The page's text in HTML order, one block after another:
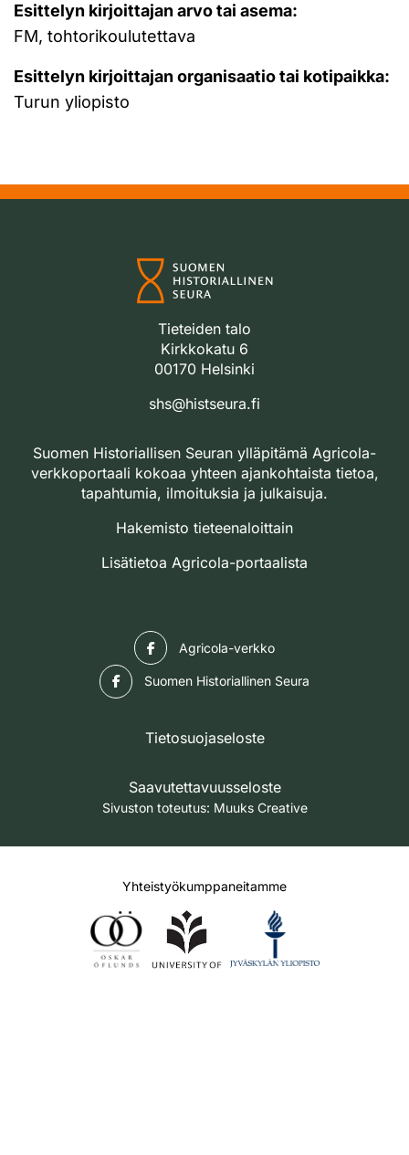
Esittelyn kirjoittajan arvo tai asema:
FM, tohtorikoulutettava
Esittelyn kirjoittajan organisaatio tai kotipaikka:
Turun yliopisto
Tieteiden talo
Kirkkokatu 6
00170 Helsinki
shs@histseura.fi
Suomen Historiallisen Seuran ylläpitämä Agricola-
verkkoportaali kokoaa yhteen ajankohtaista tietoa,
tapahtumia, ilmoituksia ja julkaisuja.
Hakemisto tieteenaloittain
Lisätietoa Agricola-portaalista
Agricola-verkko
Suomen Historiallinen Seura
Tietosuojaseloste
Saavutettavuusseloste
Sivuston toteutus: Muuks Creative
Yhteistyökumppaneitamme